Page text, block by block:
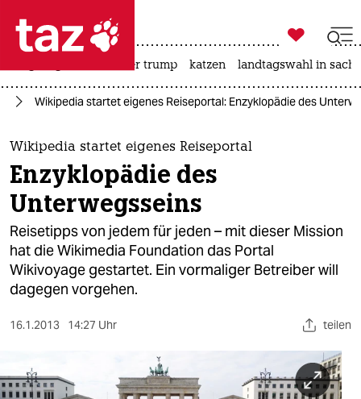
 taz zahl ich
taz zahl ich
themen
politik
öko
gesellschaft
kultur
sport
berlin

taz zahl ich
usa unter trump katzen landtagswahl in
Wikipedia startet eigenes Reiseportal: Enzyklopädie des
Wikipedia startet eigenes Reiseportal
Enzyklopädie des
Unterwegsseins
Reisetipps von jedem für jeden – mit dieser Mission
hat die Wikimedia Foundation das Portal
Wikivoyage gestartet. Ein vormaliger Betreiber will
dagegen vorgehen.
16.1.2013 14:27 Uhr teilen